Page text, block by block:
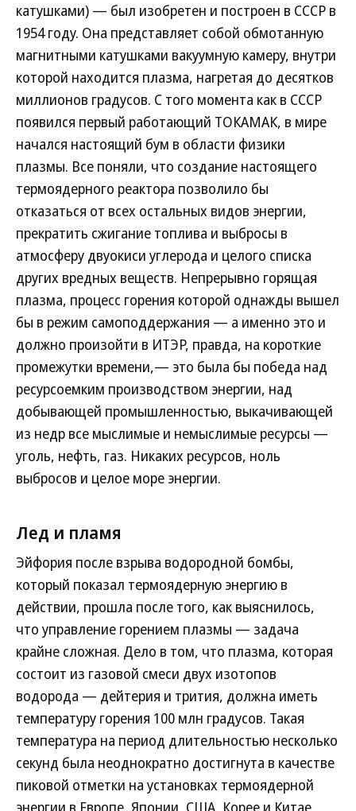
катушками) — был изобретен и построен в СССР в
1954 году. Она представляет собой обмотанную
магнитными катушками вакуумную камеру, внутри
которой находится плазма, нагретая до десятков
миллионов градусов. С того момента как в СССР
появился первый работающий ТОКАМАК, в мире
начался настоящий бум в области физики
плазмы. Все поняли, что создание настоящего
термоядерного реактора позволило бы
отказаться от всех остальных видов энергии,
прекратить сжигание топлива и выбросы в
атмосферу двуокиси углерода и целого списка
других вредных веществ. Непрерывно горящая
плазма, процесс горения которой однажды вышел
бы в режим самоподдержания — а именно это и
должно произойти в ИТЭР, правда, на короткие
промежутки времени,— это была бы победа над
ресурсоемким производством энергии, над
добывающей промышленностью, выкачивающей
из недр все мыслимые и немыслимые ресурсы —
уголь, нефть, газ. Никаких ресурсов, ноль
выбросов и целое море энергии.
Лед и пламя
Эйфория после взрыва водородной бомбы,
который показал термоядерную энергию в
действии, прошла после того, как выяснилось,
что управление горением плазмы — задача
крайне сложная. Дело в том, что плазма, которая
состоит из газовой смеси двух изотопов
водорода — дейтерия и трития, должна иметь
температуру горения 100 млн градусов. Такая
температура на период длительностью несколько
секунд была неоднократно достигнута в качестве
пиковой отметки на установках термоядерной
энергии в Европе, Японии, США, Корее и Китае.